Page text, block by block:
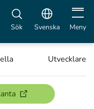
Sök Svenska Öppna
Meny
Utvecklare
(öppnas i ett nytt